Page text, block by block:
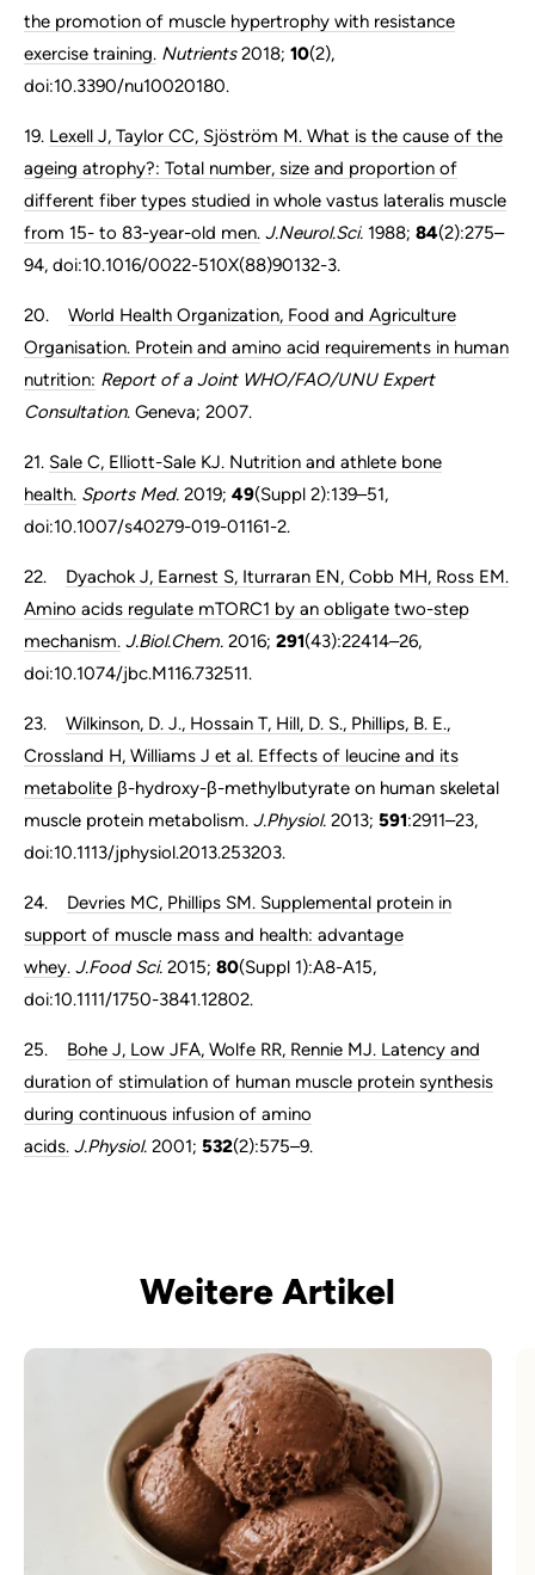
the promotion of muscle hypertrophy with resistance
exercise training. Nutrients2018; 10(2),
doi:10.3390/nu10020180.
19. Lexell J, Taylor CC, Sjöström M. What is the cause of the
ageing atrophy?: Total number, size and proportion of
different fiber types studied in whole vastus lateralis muscle
from 15- to 83-year-old men. J.Neurol.Sci. 1988; 84(2):275–
94, doi:10.1016/0022-510X(88)90132-3.
20. World Health Organization, Food and Agriculture
Organisation. Protein and amino acid requirements in human
nutrition: Report of a Joint WHO/FAO/UNU Expert
Consultation. Geneva; 2007.
21. Sale C, Elliott-Sale KJ. Nutrition and athlete bone
health. Sports Med. 2019; 49(Suppl 2):139–51,
doi:10.1007/s40279-019-01161-2.
22. Dyachok J, Earnest S, Iturraran EN, Cobb MH, Ross EM.
Amino acids regulate mTORC1 by an obligate two-step
mechanism. J.Biol.Chem. 2016; 291(43):22414–26,
doi:10.1074/jbc.M116.732511.
23. Wilkinson, D. J., Hossain T, Hill, D. S., Phillips, B. E.,
Crossland H, Williams J et al. Effects of leucine and its
metabolite β-hydroxy-β-methylbutyrate on human skeletal
muscle protein metabolism. J.Physiol. 2013; 591:2911–23,
doi:10.1113/jphysiol.2013.253203.
24. Devries MC, Phillips SM. Supplemental protein in
support of muscle mass and health: advantage
whey. J.Food Sci. 2015; 80(Suppl 1):A8-A15,
doi:10.1111/1750-3841.12802.
25. Bohe J, Low JFA, Wolfe RR, Rennie MJ. Latency and
duration of stimulation of human muscle protein synthesis
during continuous infusion of amino
acids. J.Physiol. 2001; 532(2):575–9.
Weitere Artikel